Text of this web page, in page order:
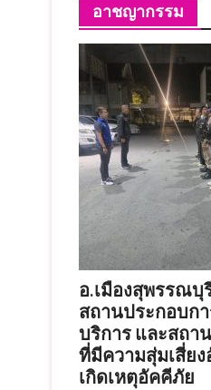
อาชญากรรม
อ.เมืองสุพรรณบุ
สถานประกอบก
บริการ และสถา
ที่มีความสุ่มเสี่ย
เกิดเหตุอัคคีภัย